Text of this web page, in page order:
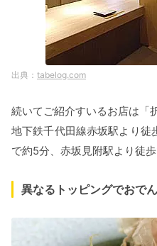
tabelog.com
続いてご紹介すいるお店は「
地下鉄千代田線赤坂駅より徒
で約5分、赤坂見附駅より徒
異なるトッピングでおで